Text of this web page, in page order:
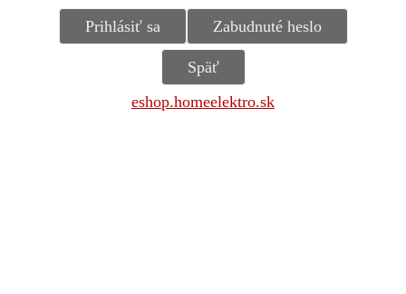
eshop.homeelektro.sk